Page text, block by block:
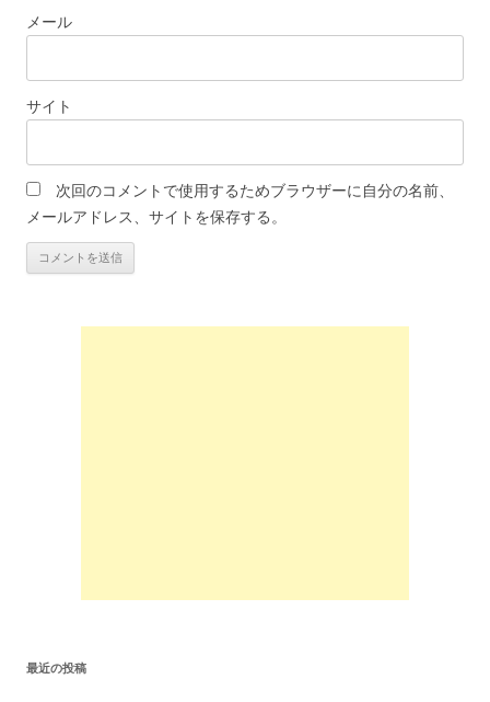
メール
サイト
次回のコメントで使用するためブラウザーに自分の名前、
メールアドレス、サイトを保存する。
最近の投稿